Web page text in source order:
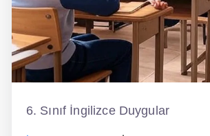
Bilinçaltı İngilizce
İngilizce Biyografiler
İngilizce
Dil Eğitimi
6. Sınıf İngilizce Duygular